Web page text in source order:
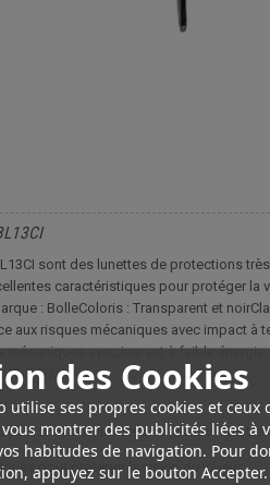
des Cookies
utilise ses propres cookies et
montrer des publicités liées à
habitudes de navigation. Pour
appuyez sur le bouton Accepter.
sont des lunettes de protections
caractéristiques pour protéger la
: BolleColoris : Transparent et
aux risques mécaniques avec impact à
avec impact à faible énergie
B-Line
sont des lunettes de protections
pour protéger la vision du joueur.